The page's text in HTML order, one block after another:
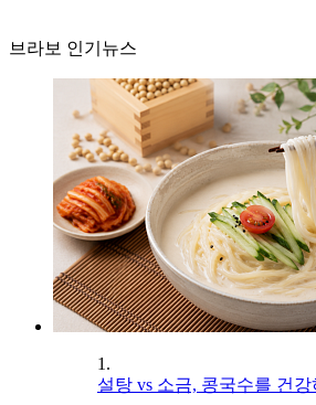
브라보 인기뉴스
1.
설탕 vs 소금, 콩국수를 건